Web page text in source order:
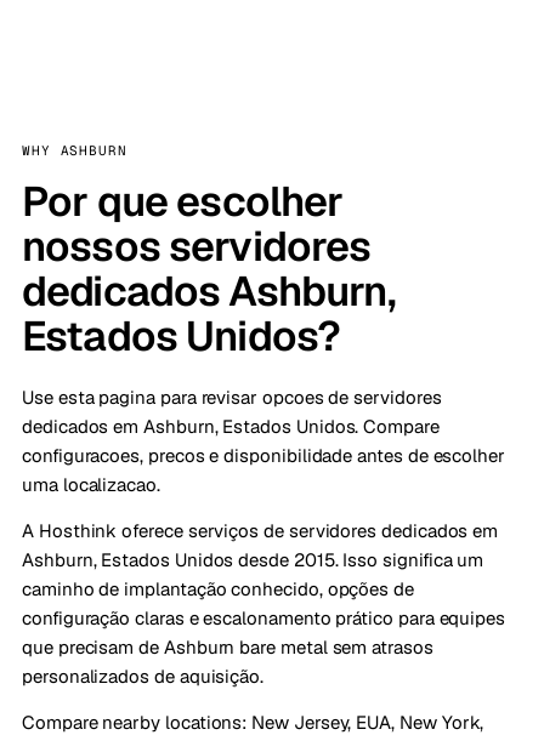
WHY ASHBURN
Por que escolher
nossos servidores
dedicados Ashburn,
Estados Unidos?
Use esta pagina para revisar opcoes de servidores
dedicados em Ashburn, Estados Unidos. Compare
configuracoes, precos e disponibilidade antes de escolher
uma localizacao.
A Hosthink oferece serviços de servidores dedicados em
Ashburn, Estados Unidos desde 2015. Isso significa um
caminho de implantação conhecido, opções de
configuração claras e escalonamento prático para equipes
que precisam de Ashburn bare metal sem atrasos
personalizados de aquisição.
Compare nearby locations: New Jersey, EUA, New York,